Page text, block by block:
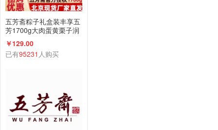
五芳斋粽子礼盒装丰享五
芳1700g大肉蛋黄栗子润
香蜜枣咸鸭蛋组合
￥129.00
已有95231 人购买